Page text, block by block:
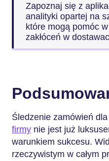
Zapoznaj się z
analityki opartej na
które mogą pomóc
zakłóceń w
Śledzenie zamówień dla
firmy nie jest już
warunkiem sukcesu.
rzeczywistym w całym